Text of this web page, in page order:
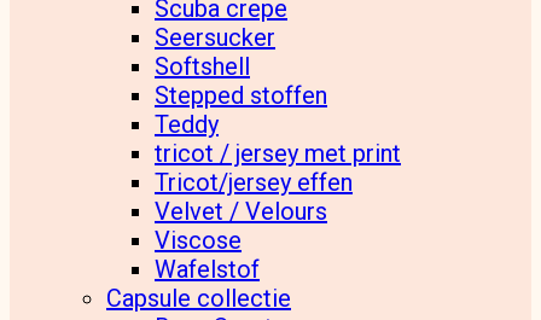
Scuba crepe
Seersucker
Softshell
Stepped stoffen
Teddy
tricot / jersey met print
Tricot/jersey effen
Velvet / Velours
Viscose
Wafelstof
Capsule collectie